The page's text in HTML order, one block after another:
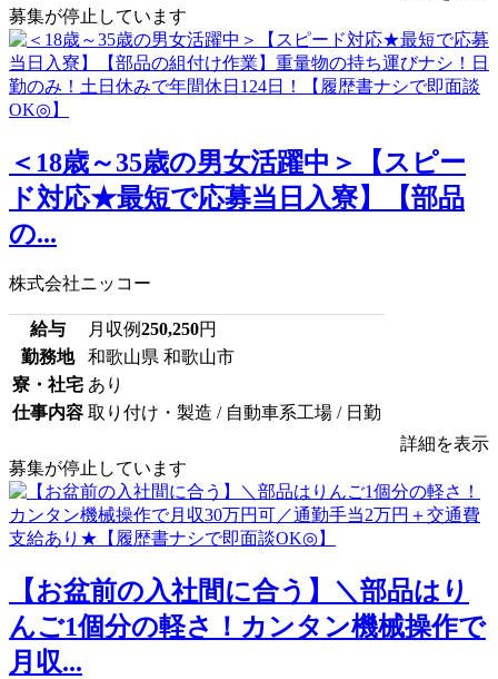
募集が停止しています
＜18歳～35歳の男女活躍中＞【スピー
ド対応★最短で応募当日入寮】【部品
の...
株式会社ニッコー
給与 月収例250,250円
勤務地
和歌山県 和歌山市
寮・社宅 あり
仕事内容 取り付け・製造 / 自動車系工場 / 日勤
詳細を表示
募集が停止しています
【お盆前の入社間に合う】＼部品はり
んご1個分の軽さ！カンタン機械操作で
月収...